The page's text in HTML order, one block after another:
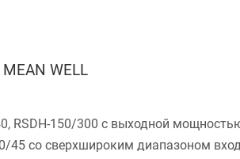
WELL
RSDH-150/300 с выходной
45 со сверхшироким диапазоном